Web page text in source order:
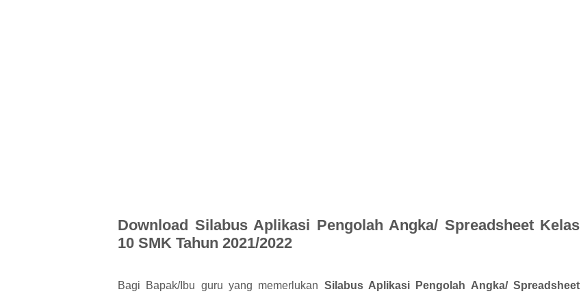
Download Silabus Aplikasi Pengolah Angka/ Spreadsheet Kelas
10 SMK Tahun 2021/2022
Bagi Bapak/Ibu guru yang memerlukan Silabus Aplikasi Pengolah Angka/ Spreadsheet